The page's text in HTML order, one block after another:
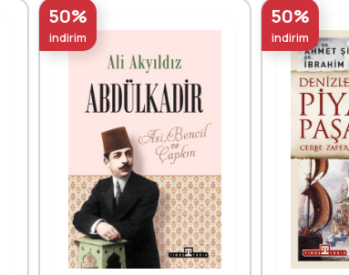
50%
indirim
50%
indirim